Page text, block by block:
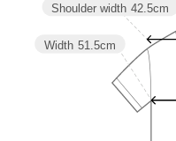
Width 51.5cm
Shoulder width 42.5cm